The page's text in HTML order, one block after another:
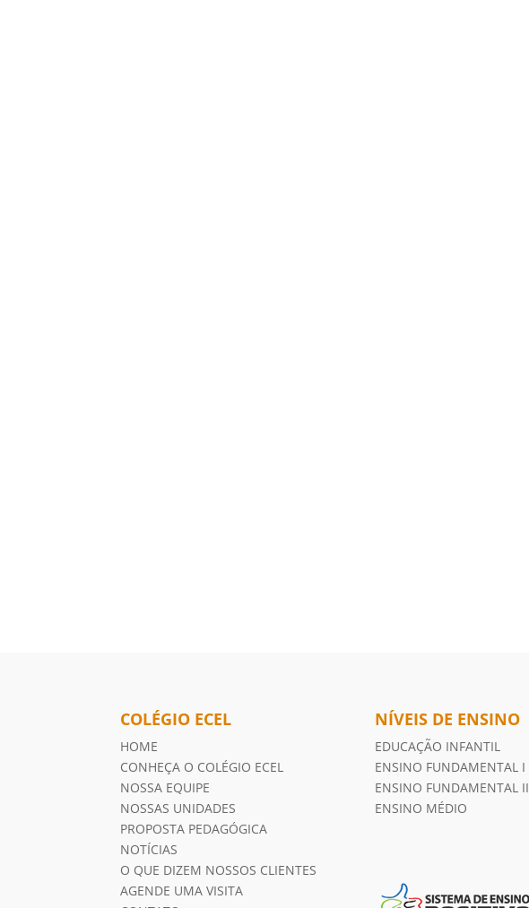
COLÉGIO ECEL
HOME
CONHEÇA O COLÉGIO ECEL
NOSSA EQUIPE
NOSSAS UNIDADES
PROPOSTA PEDAGÓGICA
NOTÍCIAS
O QUE DIZEM NOSSOS CLIENTES
AGENDE UMA VISITA
NÍVEIS DE ENSINO
EDUCAÇÃO INFANTIL
ENSINO FUNDAMENTAL I
ENSINO FUNDAMENTAL II
ENSINO MÉDIO